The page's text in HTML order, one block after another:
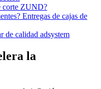
corte ZUND?
Entregas de cajas de
de calidad adsystem
la